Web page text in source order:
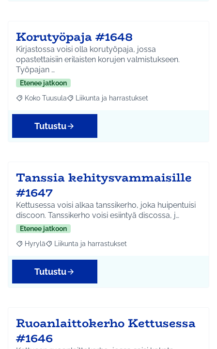
Korutyöpaja #1648
Kirjastossa voisi olla korutyöpaja, jossa
opastettaisiin erilaisten korujen valmistukseen.
Työpajan …
Etenee jatkoon
Rajaa tulokset aihepiirin mukaan: Koko Tuusula
Koko Tuusula Rajaa tulokset teeman mukaan: Liikunta ja
Liikunta ja harrastukset
Tutustu
Tanssia kehitysvammaisille
#1647
Kettusessa voisi alkaa tanssikerho, joka huipentuisi
discoon. Tanssikerho voisi esiintyä discossa, j…
Etenee jatkoon
Rajaa tulokset aihepiirin mukaan: Hyrylä
Hyrylä Rajaa tulokset teeman mukaan: Liikunta ja
Liikunta ja harrastukset
Tutustu
Ruoanlaittokerho Kettusessa
#1646